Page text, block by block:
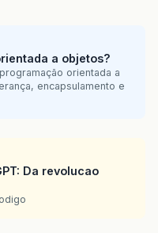
a objetos?
orientada a
encapsulamento e
Da revolucao